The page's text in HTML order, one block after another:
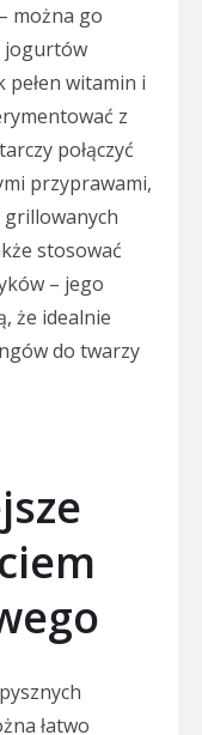
można go
jogurtów
witamin i
z
połączyć
przyprawami,
grillowanych
stosować
– jego
że idealnie
do twarzy
łatwo